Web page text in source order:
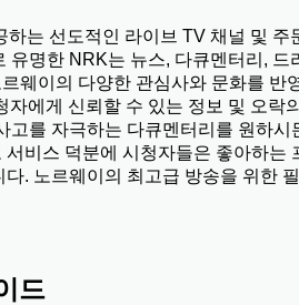
는 선도적인 라이브 TV 채널 및 주
명한 NRK는 뉴스, 다큐멘터리, 드
웨이의 다양한 관심사와 문화를 반
에게 신뢰할 수 있는 정보 및 오락
고를 자극하는 다큐멘터리를 원하
비스 덕분에 시청자들은 좋아하는
. 노르웨이의 최고급 방송을 위한
드